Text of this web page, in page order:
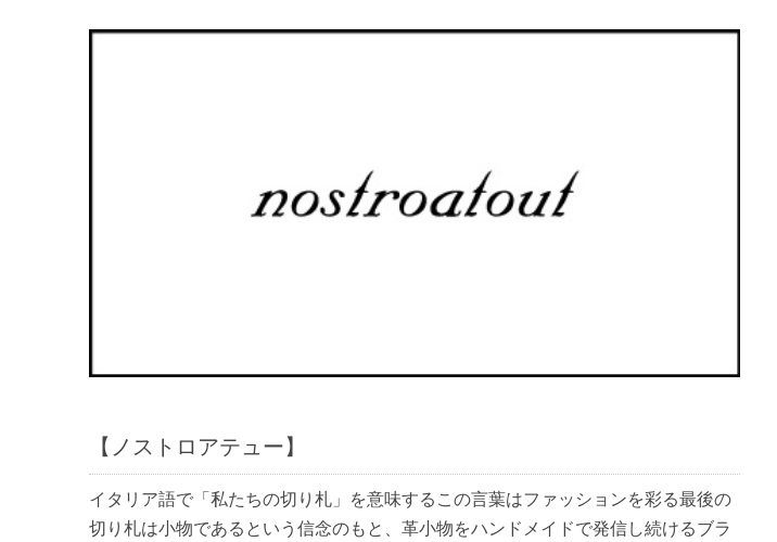
【ノストロアテュー】
イタリア語で「私たちの切り札」を意味するこの言葉はファッションを彩る最後の
切り札は小物であるという信念のもと、革小物をハンドメイドで発信し続けるブラ